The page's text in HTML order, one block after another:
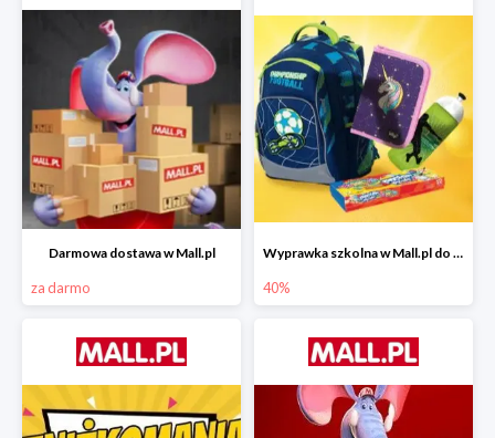
Darmowa dostawa w Mall.pl
za darmo
Wyprawka szkolna w Mall.pl do -40%
40%